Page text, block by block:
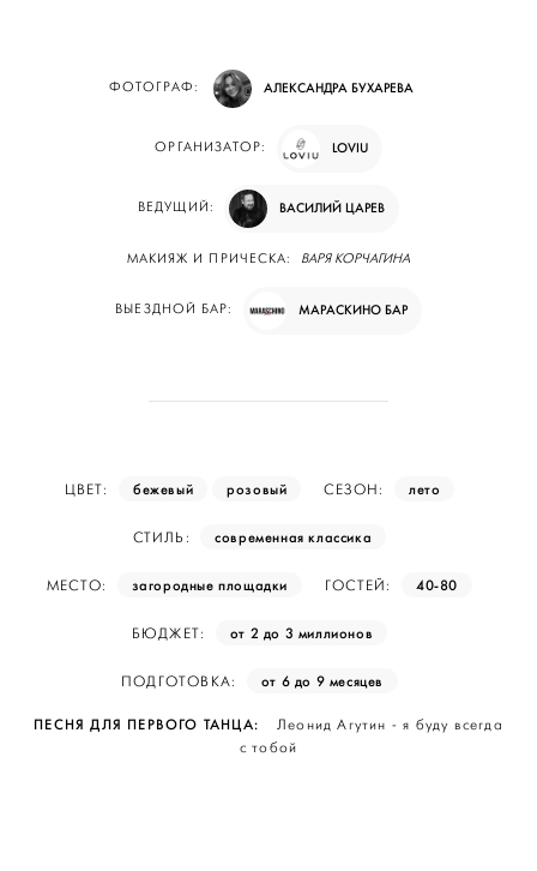
ФОТОГРАФ: АЛЕКСАНДРА БУХАРЕВА
ОРГАНИЗАТОР: LOVIU
ВЕДУЩИЙ: ВАСИЛИЙ ЦАРЕВ
МАКИЯЖ И ПРИЧЕСКА: ВАРЯ КОРЧАГИНА
ВЫЕЗДНОЙ БАР: МАРАСКИНО БАР
ЦВЕТ: бежевый розовый СЕЗОН: лето
СТИЛЬ: современная классика
МЕСТО: загородные площадки ГОСТЕЙ: 40-80
БЮДЖЕТ: от 2 до 3 миллионов
ПОДГОТОВКА: от 6 до 9 месяцев
ПЕСНЯ ДЛЯ ПЕРВОГО ТАНЦА:
Леонид Агутин - я буду всегда
с тобой